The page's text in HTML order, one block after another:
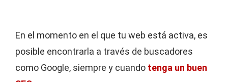
En el momento en el que tu web está activa, es
posible encontrarla a través de buscadores
como Google, siempre y cuando tenga un buen